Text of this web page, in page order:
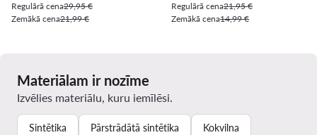
Regulārā cena29,95 €
Zemākā cena21,99 €
Regulārā cena21,95 €
Zemākā cena14,99 €
Materiālam ir nozīme
Izvēlies materiālu, kuru iemīlēsi.
Sintētika Pārstrādātā sintētika Kokvilna